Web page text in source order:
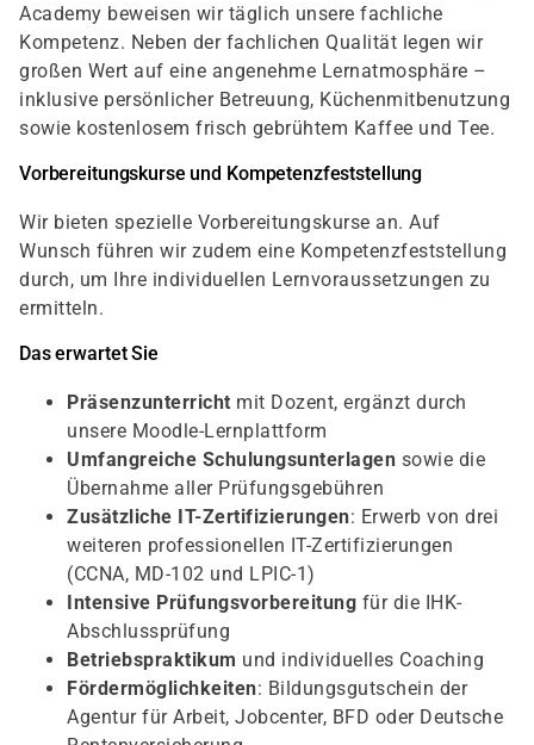
Academy beweisen wir täglich unsere fachliche
Kompetenz. Neben der fachlichen Qualität legen wir
großen Wert auf eine angenehme Lernatmosphäre –
inklusive persönlicher Betreuung, Küchenmitbenutzung
sowie kostenlosem frisch gebrühtem Kaffee und Tee.
Vorbereitungskurse und Kompetenzfeststellung
Wir bieten spezielle Vorbereitungskurse an. Auf
Wunsch führen wir zudem eine Kompetenzfeststellung
durch, um Ihre individuellen Lernvoraussetzungen zu
ermitteln.
Das erwartet Sie
Präsenzunterricht mit Dozent, ergänzt durch
unsere Moodle-Lernplattform
Umfangreiche Schulungsunterlagen sowie die
Übernahme aller Prüfungsgebühren
Zusätzliche IT-Zertifizierungen: Erwerb von drei
weiteren professionellen IT-Zertifizierungen
(CCNA, MD-102 und LPIC-1)
Intensive Prüfungsvorbereitung für die IHK-
Abschlussprüfung
Betriebspraktikum und individuelles Coaching
Fördermöglichkeiten: Bildungsgutschein der
Agentur für Arbeit, Jobcenter, BFD oder Deutsche